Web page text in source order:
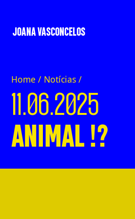
JOANA VASCONCELOS
Home / Notícias /
11.06.2025
ANIMAL !?